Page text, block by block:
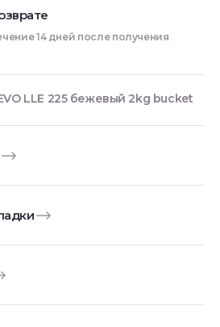
14 дней после получения
LLE 225 бежевый 2kg bucket